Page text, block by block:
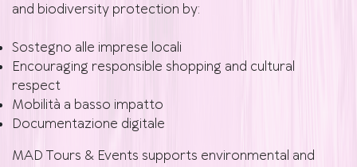
and biodiversity protection by:
Sostegno alle imprese locali
Encouraging responsible shopping and cultural
respect
Mobilità a basso impatto
Documentazione digitale
MAD Tours & Events supports environmental and